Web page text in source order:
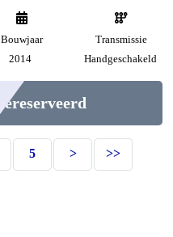
Bouwjaar
2014
Transmissie
Handgeschakeld
Gereserveerd
5 > >>